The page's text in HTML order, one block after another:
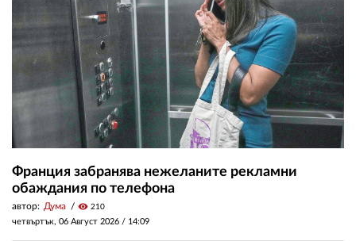
Франция забранява нежеланите рекламни
обаждания по телефона
автор: Дума visibility 210
четвъртък, 06 Август 2026 / 14:09